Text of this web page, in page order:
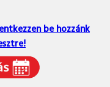
be hozzánk